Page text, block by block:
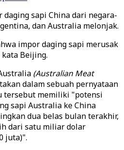
daging sapi China dari negara-
dan Australia melonjak.
impor daging sapi merusak
Beijing.
(Australian Meat
dalam sebuah pernyataan
tersebut memiliki "potensi
sapi Australia ke China
dua belas bulan terakhir,
dari satu miliar dolar
juta)".